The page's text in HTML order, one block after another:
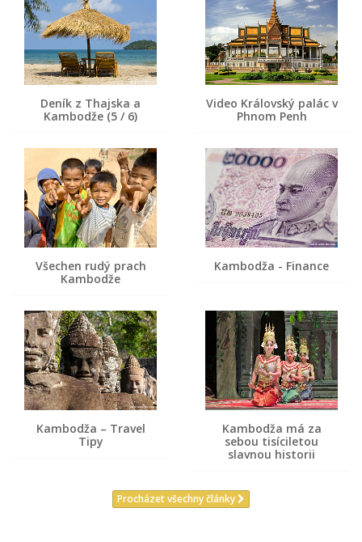
Deník z Thajska a
Kambodže (5 / 6)
Video Královský palác v
Phnom Penh
Všechen rudý prach
Kambodže
Kambodža - Finance
Kambodža – Travel
Tipy
Kambodža má za
sebou tisíciletou
slavnou historii
Procházet všechny články